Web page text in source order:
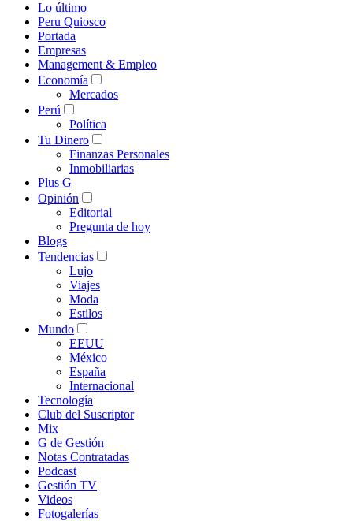
Lo último
Peru Quiosco
Portada
Empresas
Management & Empleo
Economía
Mercados
Perú
Política
Tu Dinero
Finanzas Personales
Inmobiliarias
Plus G
Opinión
Editorial
Pregunta de hoy
Blogs
Tendencias
Lujo
Viajes
Moda
Estilos
Mundo
EEUU
México
España
Internacional
Tecnología
Club del Suscriptor
Mix
G de Gestión
Notas Contratadas
Podcast
Gestión TV
Videos
Fotogalerías